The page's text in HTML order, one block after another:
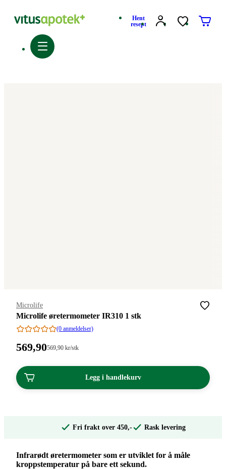
Hent
resept
Merke:
Microlife
Microlife øretermometer IR310 1 stk
(0 anmeldelser)
Pris:
kroner.
569,90Stykkpris:
kroner.
569 ,90 kr/stk
Legg i handlekurv
Fri frakt over 450,- Rask levering
Infrarødt øretermometer som er utviklet for å måle
kroppstemperatur på bare ett sekund.